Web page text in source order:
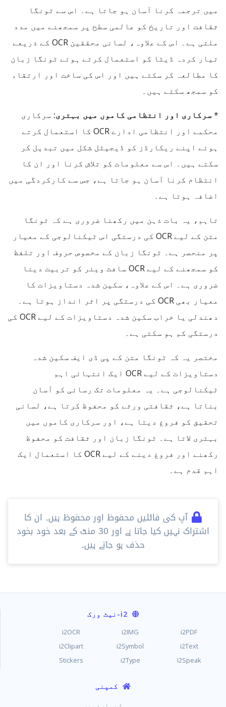
میں ترجمہ کرنا آسان ہو جاتا ہے۔ اس سے ٹونگا
ثقافت اور تاریخ کو عالمی سطح پر سمجھنے میں مدد
ملتی ہے۔ اس کے علاوہ، لسانی محققین OCR کے ذریعے
تیار کردہ ڈیٹا کو استعمال کرتے ہوئے ٹونگا زبان
کا مطالعہ کر سکتے ہیں اور اس کی ساخت اور ارتقاء
کو سمجھ سکتے ہیں۔
*سرکاری اور انتظامی کاموں میں بہتری: سرکاری
محکمے اور انتظامی ادارے OCR کا استعمال کرتے
ہوئے اپنے ریکارڈز کو ڈیجیٹل شکل میں تبدیل کر
سکتے ہیں۔ اس سے معلومات کو تلاش کرنا اور ان کا
انتظام کرنا آسان ہو جاتا ہے، جس سے کارکردگی میں
اضافہ ہوتا ہے۔
تاہم، یہ بات ذہن میں رکھنا ضروری ہے کہ ٹونگا
متن کے لیے OCR کی درستگی اس ٹیکنالوجی کے معیار
پر منحصر ہے۔ ٹونگا زبان کے مخصوص حروف اور تلفظ
کو سمجھنے کے لیے OCR سافٹ ویئر کو تربیت دینا
ضروری ہے۔ اس کے علاوہ، سکین شدہ دستاویزات کا
معیار بھی OCR کی درستگی پر اثر انداز ہوتا ہے۔
دھندلی یا خراب سکین شدہ دستاویزات کے لیے OCR کی
درستگی کم ہو سکتی ہے۔
مختصر یہ کہ ٹونگا متن کے پی ڈی ایف سکین شدہ
دستاویزات کے لیے OCR ایک انتہائی اہم
ٹیکنالوجی ہے۔ یہ معلومات تک رسائی کو آسان
بناتا ہے، ثقافتی ورثے کو محفوظ کرتا ہے، لسانی
تحقیق کو فروغ دیتا ہے، اور سرکاری کاموں میں
بہتری لاتا ہے۔ ٹونگا زبان اور ثقافت کو محفوظ
رکھنے اور فروغ دینے کے لیے OCR کا استعمال ایک
اہم قدم ہے۔
آپ کی فائلیں محفوظ اور محفوظ ہیں۔ ان کا
اشتراک نہیں کیا جاتا ہے اور 30 ​​منٹ کے بعد خود بخود
حذف ہو جاتے ہیں۔
i2-نیٹ ورک
i2PDF
i2IMG
i2OCR
i2Text
i2Symbol
i2Clipart
i2Speak
i2Type
Stickers
کمپنی